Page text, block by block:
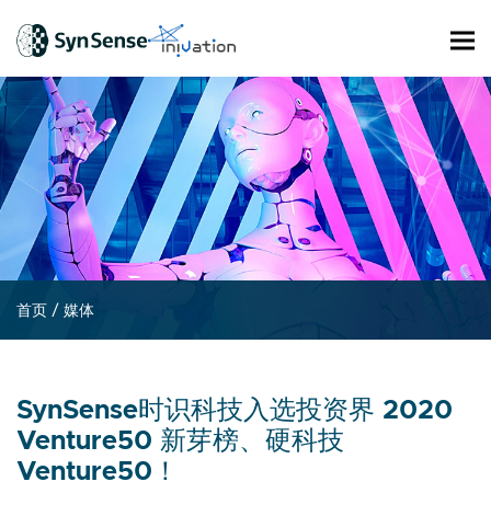
首页 / 媒体
SynSense时识科技入选投资界 2020
Venture50 新芽榜、硬科技
Venture50！